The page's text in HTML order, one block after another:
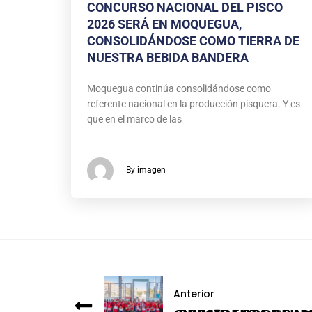
CONCURSO NACIONAL DEL PISCO
2026 SERÁ EN MOQUEGUA,
CONSOLIDÁNDOSE COMO TIERRA DE
NUESTRA BEBIDA BANDERA
Moquegua continúa consolidándose como
referente nacional en la producción pisquera. Y es
que en el marco de las
By imagen
Anterior